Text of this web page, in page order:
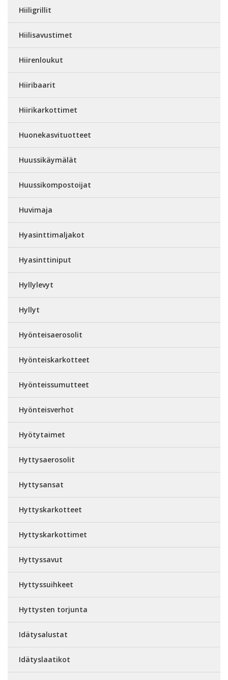
Hiiligrillit
Hiilisavustimet
Hiirenloukut
Hiiribaarit
Hiirikarkottimet
Huonekasvituotteet
Huussikäymälät
Huussikompostoijat
Huvimaja
Hyasinttimaljakot
Hyasinttiniput
Hyllylevyt
Hyllyt
Hyönteisaerosolit
Hyönteiskarkotteet
Hyönteissumutteet
Hyönteisverhot
Hyötytaimet
Hyttysaerosolit
Hyttysansat
Hyttyskarkotteet
Hyttyskarkottimet
Hyttyssavut
Hyttyssuihkeet
Hyttysten torjunta
Idätysalustat
Idätyslaatikot